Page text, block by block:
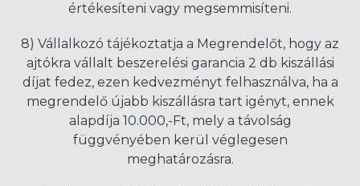
értékesíteni vagy megsemmisíteni.
8) Vállalkozó tájékoztatja a Megrendelőt, hogy az
ajtókra vállalt beszerelési garancia 2 db kiszállási
díjat fedez, ezen kedvezményt felhasználva, ha a
megrendelő újabb kiszállásra tart igényt, ennek
alapdíja 10.000,-Ft, mely a távolság
függvényében kerül véglegesen
meghatározásra.